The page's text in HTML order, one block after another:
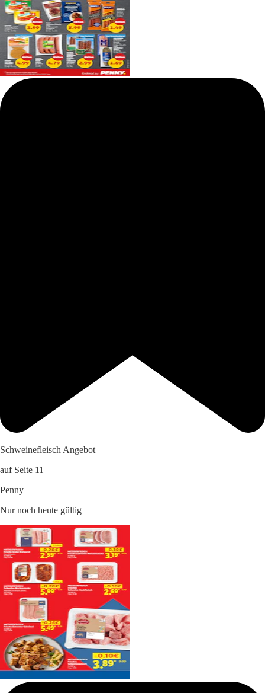
Schweinefleisch Angebot
auf Seite 11
Penny
Nur noch heute gültig